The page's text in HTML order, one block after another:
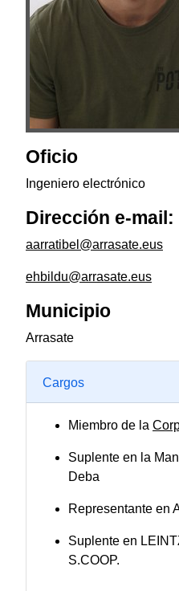
Oficio
Ingeniero electrónico
Dirección e-mail:
aarratibel@arrasate.eus
ehbildu@arrasate.eus
Municipio
Arrasate
Cargos
Miembro de la
Suplente en la
Deba
Representante en
Suplente en
S.COOP.